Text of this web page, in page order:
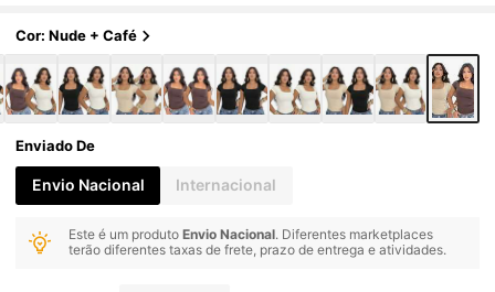
Cor: Nude + Café
Enviado De
Envio Nacional Internacional
Este é um produtoEnvio Nacional. Diferentes marketplaces
terão diferentes taxas de frete, prazo de entrega e atividades.